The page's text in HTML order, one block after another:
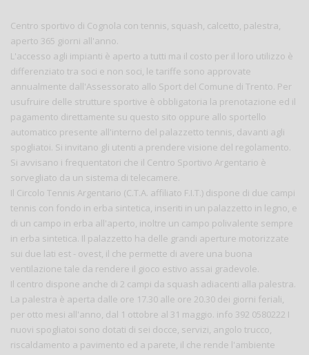
Centro sportivo di Cognola con tennis, squash, calcetto, palestra,
aperto 365 giorni all'anno.
L'accesso agli impianti è aperto a tutti ma il costo per il loro utilizzo è
differenziato tra soci e non soci, le tariffe sono approvate
annualmente dall'Assessorato allo Sport del Comune di Trento. Per
usufruire delle strutture sportive è obbligatoria la prenotazione ed il
pagamento direttamente su questo sito oppure allo sportello
automatico presente all'interno del palazzetto tennis, davanti agli
spogliatoi. Si invitano gli utenti a prendere visione del regolamento.
Si avvisano i frequentatori che il Centro Sportivo Argentario è
sorvegliato da un sistema di telecamere.
Il Circolo Tennis Argentario (C.T.A. affiliato F.I.T.) dispone di due campi
tennis con fondo in erba sintetica, inseriti in un palazzetto in legno, e
di un campo in erba all'aperto, inoltre un campo polivalente sempre
in erba sintetica. Il palazzetto ha delle grandi aperture motorizzate
sui due lati est - ovest, il che permette di avere una buona
ventilazione tale da rendere il gioco estivo assai gradevole.
Il centro dispone anche di 2 campi da squash adiacenti alla palestra.
La palestra è aperta dalle ore 17.30 alle ore 20.30 dei giorni feriali,
per otto mesi all'anno, dal 1 ottobre al 31 maggio. info 392 0580222 I
nuovi spogliatoi sono dotati di sei docce, servizi, angolo trucco,
riscaldamento a pavimento ed a parete, il che rende l'ambiente